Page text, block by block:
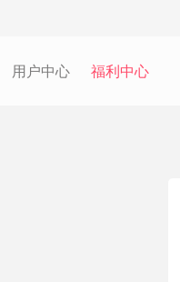
用户中心 福利中心